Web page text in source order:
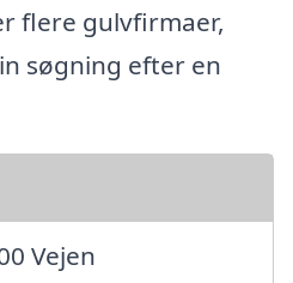
flere gulvfirmaer,
søgning efter en
Vejen